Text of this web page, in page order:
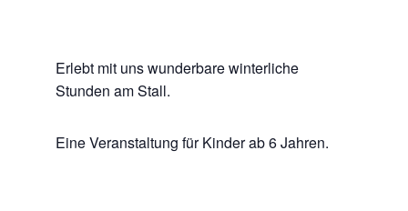
Erlebt mit uns wunderbare winterliche
Stunden am Stall.
Eine Veranstaltung für Kinder ab 6 Jahren.